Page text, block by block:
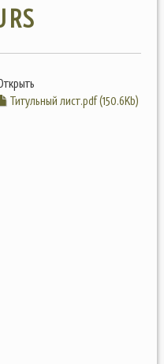
Титульный лист.pdf (150.6Kb)